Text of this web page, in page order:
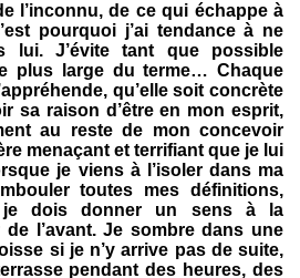
l’inconnu, de ce qui échappe à
pourquoi j’ai tendance à ne
lui. J’évite tant que possible
plus large du terme… Chaque
qu’elle soit concrète
sa raison d’être en mon esprit,
au reste de mon concevoir
menaçant et terrifiant que je lui
je viens à l’isoler dans ma
toutes mes définitions,
je dois donner un sens à la
l’avant. Je sombre dans une
si je n’y arrive pas de suite,
pendant des heures, des